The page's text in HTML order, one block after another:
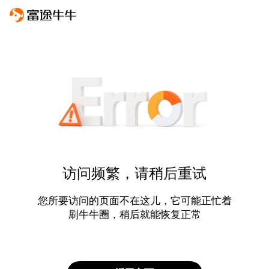
访问频繁，请稍后重试
您所要访问的页面不在这儿，它可能正忙着
刷牛牛圈，稍后就能恢复正常